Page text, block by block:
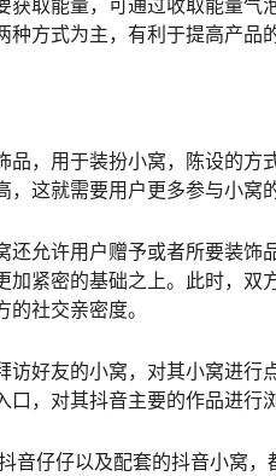
获取能量，可通过收取能量
方式为主，有利于提高产品
品，用于装扮小窝，陈设的
这就需要用户更多参与小窝
还允许用户赠予或者所要装
加紧密的基础之上。此时，
社交亲密度。
访好友的小窝，对其小窝进
，对其抖音主要的作品进行
音仔仔以及配套的抖音小窝